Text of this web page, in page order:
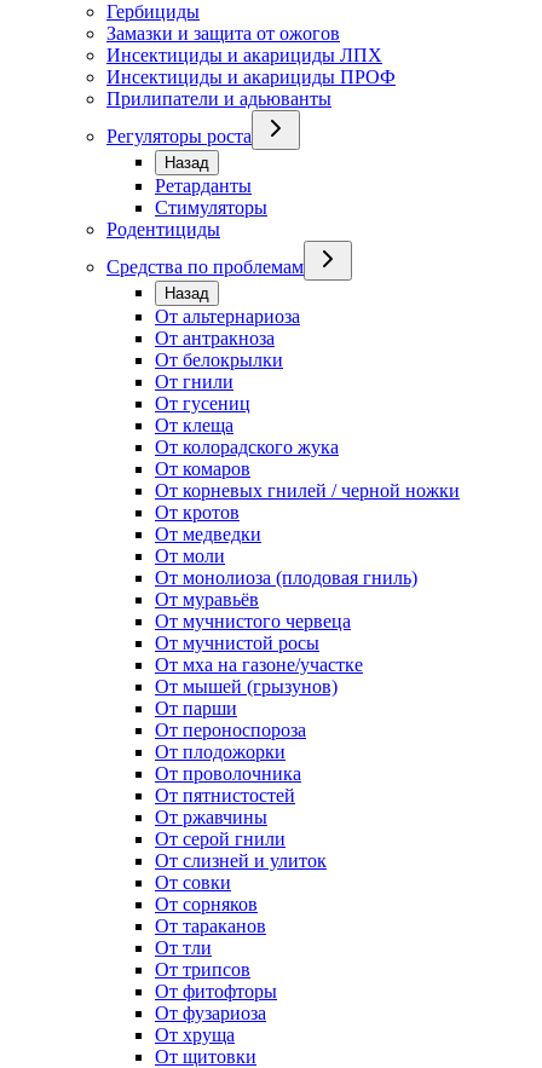
Гербициды
Замазки и защита от ожогов
Инсектициды и акарициды ЛПХ
Инсектициды и акарициды ПРОФ
Прилипатели и адьюванты
Регуляторы роста
Назад
Ретарданты
Стимуляторы
Родентициды
Средства по проблемам
Назад
От альтернариоза
От антракноза
От белокрылки
От гнили
От гусениц
От клеща
От колорадского жука
От комаров
От корневых гнилей / черной ножки
От кротов
От медведки
От моли
От монолиоза (плодовая гниль)
От муравьёв
От мучнистого червеца
От мучнистой росы
От мха на газоне/участке
От мышей (грызунов)
От парши
От пероноспороза
От плодожорки
От проволочника
От пятнистостей
От ржавчины
От серой гнили
От слизней и улиток
От совки
От сорняков
От тараканов
От тли
От трипсов
От фитофторы
От фузариоза
От хруща
От щитовки